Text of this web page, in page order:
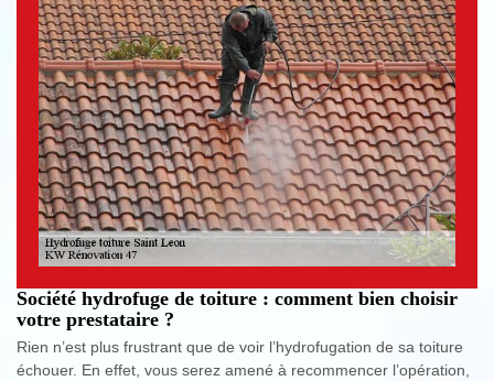
Société hydrofuge de toiture : comment bien choisir
votre prestataire ?
Rien n’est plus frustrant que de voir l’hydrofugation de sa toiture
échouer. En effet, vous serez amené à recommencer l’opération,